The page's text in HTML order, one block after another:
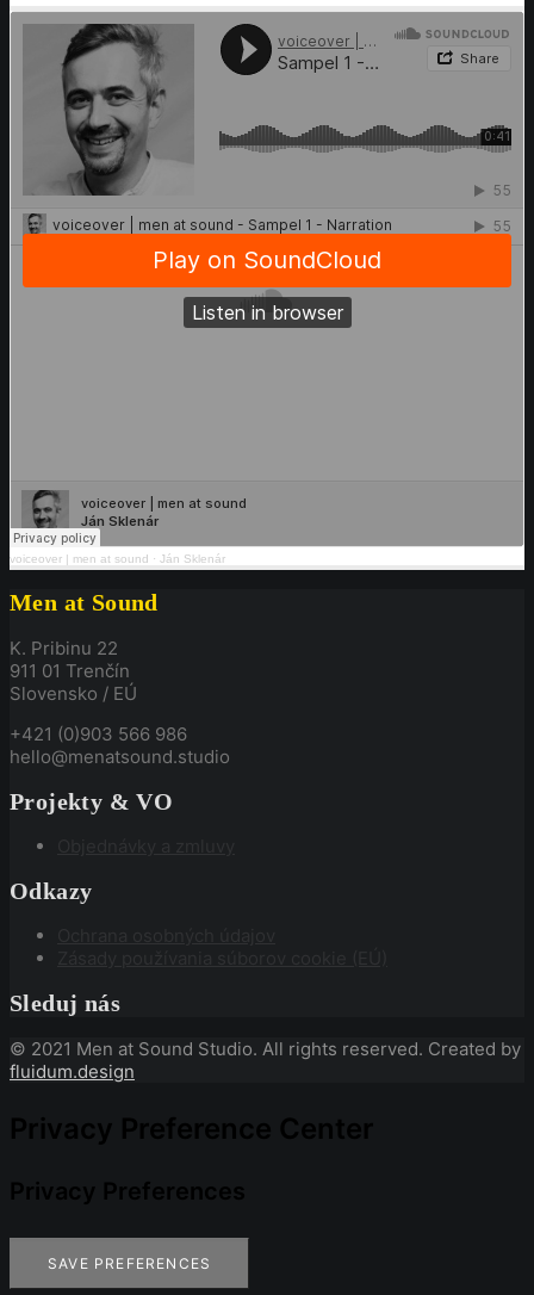
voiceover | men at sound · Ján Sklenár
Men at Sound
K. Pribinu 22
911 01 Trenčín
Slovensko / EÚ
+421 (0)903 566 986
hello@menatsound.studio
Projekty & VO
Odkazy
Sleduj nás
© 2021 Men at Sound Studio. All rights reserved. Created by
fluidum.design
Privacy Preference Center
Privacy Preferences